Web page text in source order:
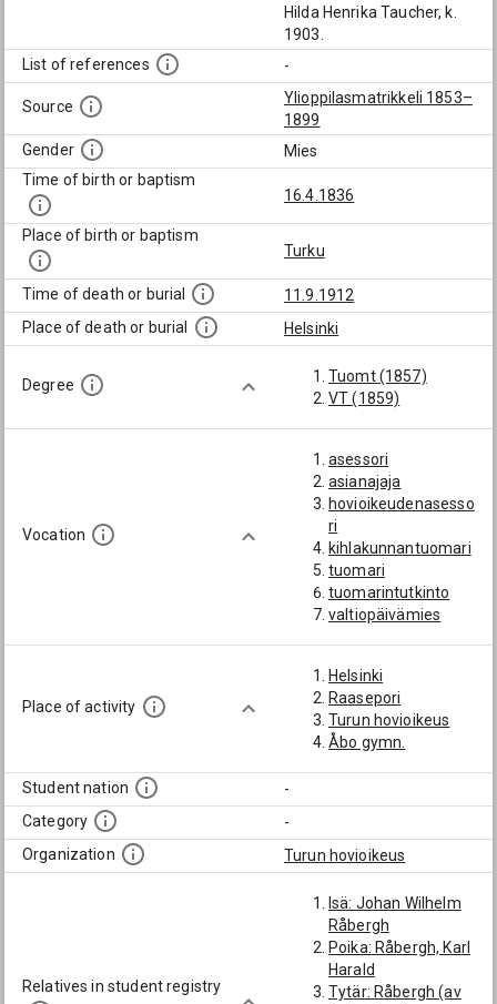
Hilda Henrika Taucher, k.
1903.
List of references
-
Source
Ylioppilasmatrikkeli 1853–
1899
Gender
Mies
Time of birth or baptism
16.4.1836
Place of birth or baptism
Turku
Time of death or burial
11.9.1912
Place of death or burial
Helsinki
Degree
Tuomt (1857)
VT (1859)
Vocation
asessori
asianajaja
hovioikeudenasesso
ri
kihlakunnantuomari
tuomari
tuomarintutkinto
valtiopäivämies
Place of activity
Helsinki
Raasepori
Turun hovioikeus
Åbo gymn.
Student nation
-
Category
-
Organization
Turun hovioikeus
Relatives in student registry
Isä: Johan Wilhelm
Råbergh
Poika: Råbergh, Karl
Harald
Tytär: Råbergh (av